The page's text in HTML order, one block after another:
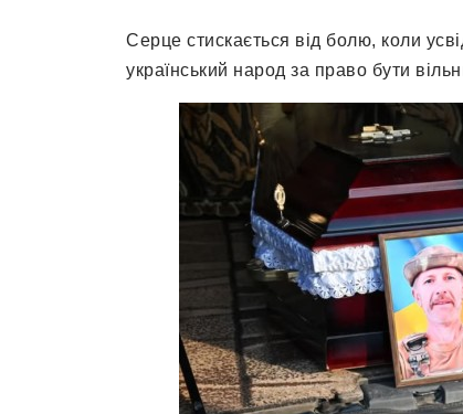
Серце стискається від болю, коли
український народ за право бути